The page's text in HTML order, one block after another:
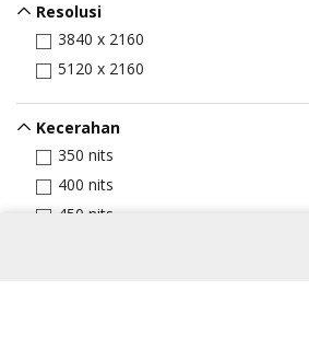
Resolusi
3840 x 2160
5120 x 2160
Kecerahan
350 nits
400 nits
450 nits